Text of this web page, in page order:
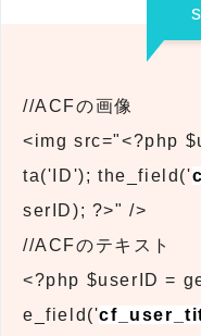
//ACFの画像
<img src="<?php
ta('ID'); the_field('
serID); ?>" />
//ACFのテキスト
<?php $userID =
e_field('